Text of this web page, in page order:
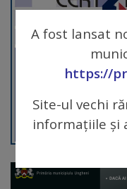
imagini
Galerie
video
A fost lansat
https://
Site-ul vechi
informațiile și